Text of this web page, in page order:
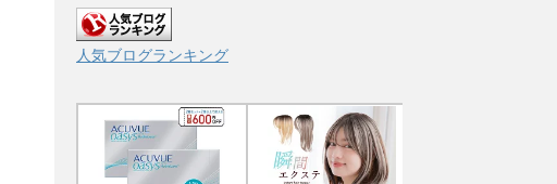
人気ブログランキング